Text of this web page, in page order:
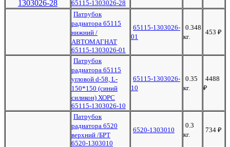
65115-1303026-28
Патрубок
радиатора 65115
нижний /
АВТОМАГНАТ
65115-1303026-01
65115-1303026-
01
0.348
кг.
453 ₽
Патрубок
радиатора 65115
угловой d-58, L-
150*150 (синий
силикон) ХОРС
65115-1303026-10
65115-1303026-
10
0.35
кг.
4488
₽
Патрубок
радиатора 6520
верхний /БРТ
6520-1303010
6520-1303010
0.3
кг.
734 ₽